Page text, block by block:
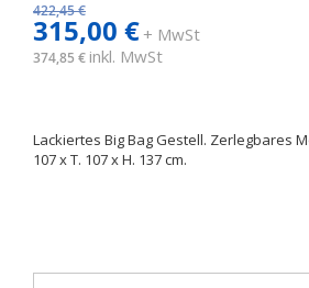
422,45 €
315,00 €+ MwSt
374,85 € inkl. MwSt
Lackiertes Big Bag Gestell. Zerlegbares
107 x T. 107 x H. 137 cm.